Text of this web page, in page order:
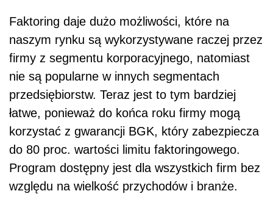
Faktoring daje dużo możliwości, które na
naszym rynku są wykorzystywane raczej przez
firmy z segmentu korporacyjnego, natomiast
nie są popularne w innych segmentach
przedsiębiorstw. Teraz jest to tym bardziej
łatwe, ponieważ do końca roku firmy mogą
korzystać z gwarancji BGK, który zabezpiecza
do 80 proc. wartości limitu faktoringowego.
Program dostępny jest dla wszystkich firm bez
względu na wielkość przychodów i branże.